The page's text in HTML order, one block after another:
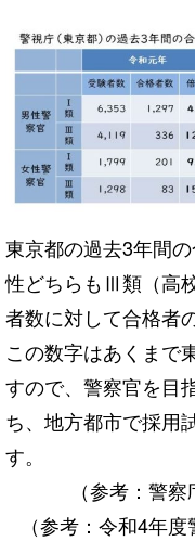
東京都の過去3年間
性どちらもⅢ類（高
者数に対して合格者
この数字はあくまで
すので、警察官を目
ち、地方都市で採用
す。
（参考： 警察
（参考：令和4年